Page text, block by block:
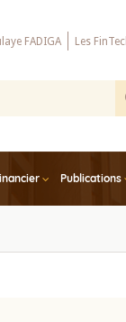
FADIGA Les
Publications